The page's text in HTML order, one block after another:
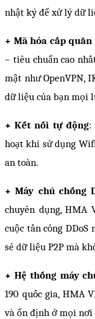
nhật ký để xử lý dữ
+ Mã hóa cấp quân
– tiêu chuẩn cao
mật như OpenVPN,
dữ liệu của bạn mọi
+ Kết nối tự động:
hoạt khi sử dụng
an toàn.
+ Máy chủ chống
chuyên dụng, HMA
cuộc tấn công
sẻ dữ liệu P2P mà
+ Hệ thống máy
190 quốc gia, HMA
và ổn định ở mọi